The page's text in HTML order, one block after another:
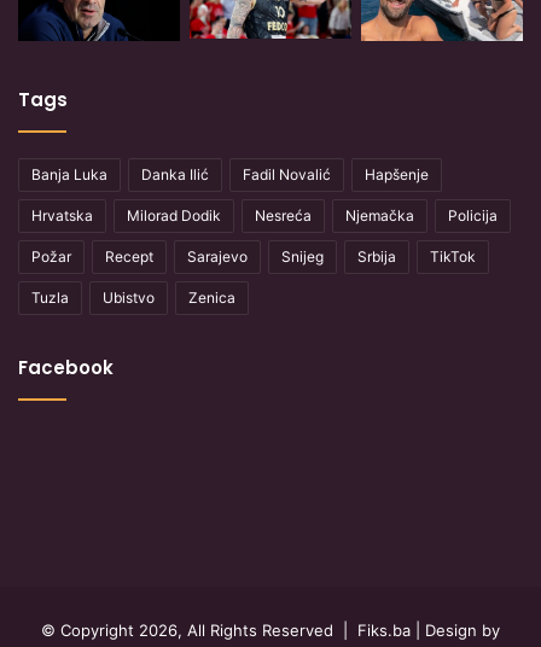
Tags
Banja Luka Danka Ilić Fadil Novalić Hapšenje
Hrvatska Milorad Dodik Nesreća Njemačka Policija
Požar Recept Sarajevo Snijeg Srbija TikTok
Tuzla Ubistvo Zenica
Facebook
© Copyright 2026, All Rights Reserved | Fiks.ba | Design by